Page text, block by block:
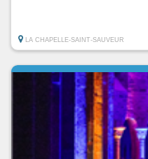
LA CHAPELLE-SAINT-SAUVEUR